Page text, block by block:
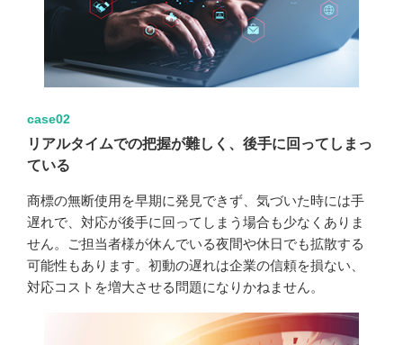
case02
リアルタイムでの把握が難しく、後手に回ってしまっ
ている
商標の無断使用を早期に発見できず、気づいた時には手
遅れで、対応が後手に回ってしまう場合も少なくありま
せん。ご担当者様が休んでいる夜間や休日でも拡散する
可能性もあります。初動の遅れは企業の信頼を損ない、
対応コストを増大させる問題になりかねません。